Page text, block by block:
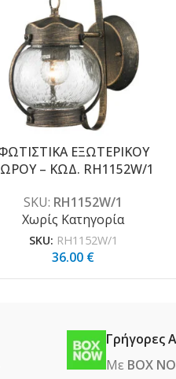
ΕΞΩΤΕΡΙΚΟΥ
– ΚΩΔ. RH1152W/1
SKU: RH1152W/1
Χωρίς Κατηγορία
SKU: RH1152W/1
36.00 €
Γρήγορες
Με BOX